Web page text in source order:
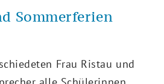
Sommerferien
Frau Ristau und